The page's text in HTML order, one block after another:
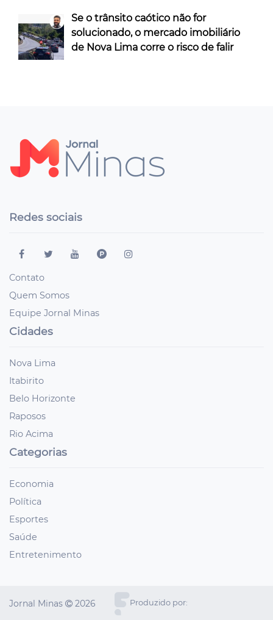
Se o trânsito caótico não for
solucionado, o mercado imobiliário
de Nova Lima corre o risco de falir
Redes sociais
Contato
Quem Somos
Equipe Jornal Minas
Cidades
Nova Lima
Itabirito
Belo Horizonte
Raposos
Rio Acima
Categorias
Economia
Política
Esportes
Saúde
Entretenimento
Jornal Minas 2026 Produzido por: